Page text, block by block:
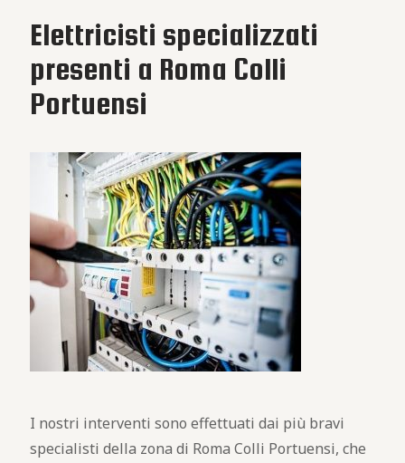
Elettricisti specializzati
presenti a Roma Colli
Portuensi
I nostri interventi sono effettuati dai più bravi
specialisti della zona di Roma Colli Portuensi, che